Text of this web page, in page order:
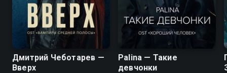
Дмитрий Чеботарев —
Вверх
Palina — Такие
девчонки